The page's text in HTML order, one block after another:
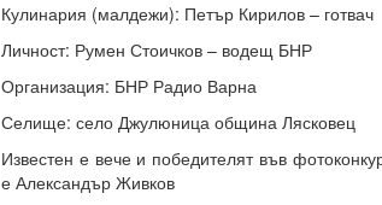
Кулинария (малдежи): Петър Кирилов – готвач
Личност: Румен Стоичков – водещ БНР
Организация: БНР Радио Варна
Селище: село Джулюница община Лясковец
Известен е вече и победителят във
е Александър Живков